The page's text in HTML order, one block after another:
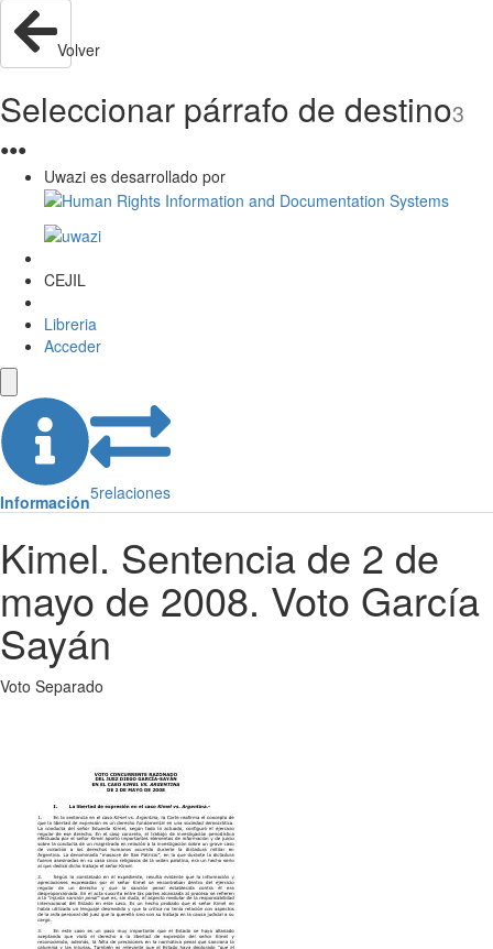
Volver
Seleccionar párrafo de destino3
●●●
Uwazi es desarrollado por
CEJIL
Libreria
Acceder
Información5relaciones
Kimel. Sentencia de 2 de
mayo de 2008. Voto García
Sayán
Voto Separado